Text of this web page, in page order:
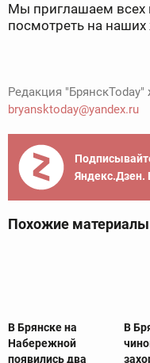
Мы приглашаем всех
посмотреть на
Редакция
bryansktoday@yandex.ru
Яндекс.Дзен.
Похожие материалы
В Брянске на
Набережной
появились два
В